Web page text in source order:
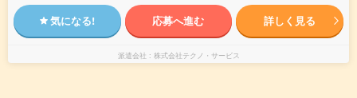
気になる! 応募へ進む 詳しく見る
派遣会社 株式会社テクノ・サービス